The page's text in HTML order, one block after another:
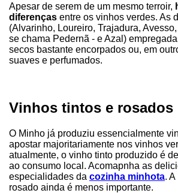
Apesar de serem de um mesmo terroir,
diferenças entre os vinhos verdes. As
(Alvarinho, Loureiro, Trajadura,
se chama Pedernã - e Azal)
secos bastante encorpados ou, em
suaves e perfumados.
Vinhos tintos e rosados
O Minho já produziu essencialmente
apostar majoritariamente nos vinhos
atualmente, o vinho tinto produzido é
ao consumo local. Acomapnha as
especialidades da cozinha minhota.
rosado ainda é menos importante.